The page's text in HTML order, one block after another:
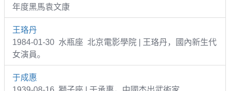
年度黑馬袁文康
王珞丹
1984-01-30 水瓶座 北京電影學院 | 王珞丹，國內新生代
女演員。
于成惠